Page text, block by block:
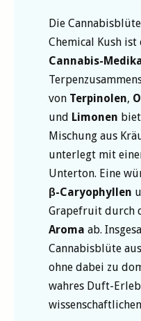
Die Cannabisblüte
Chemical Kush
Cannabis-
von Terpinolen,
und Limonen
Mischung aus
unterlegt mit
Unterton. Eine
β-Caryophyllen
Grapefruit durch
Aroma ab.
Cannabisblüte
ohne dabei zu
wahres Duft-